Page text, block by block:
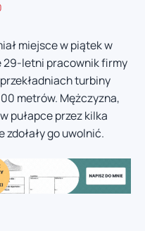
miejsce w piątek w
29-letni pracownik firmy
turbiny
metrów. Mężczyzna,
pułapce przez kilka
go uwolnić.